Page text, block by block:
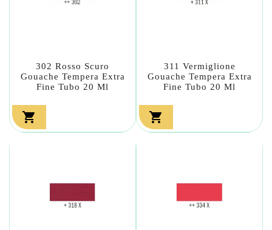
302 Rosso Scuro
Gouache Tempera Extra
Fine Tubo 20 Ml

311 Vermiglione
Gouache Tempera Extra
Fine Tubo 20 Ml
